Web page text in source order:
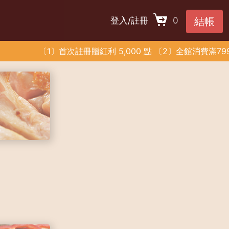
登入/註冊 0 結帳
次註冊贈紅利 5,000 點 〔2〕全館消費滿799元享免運費 〔